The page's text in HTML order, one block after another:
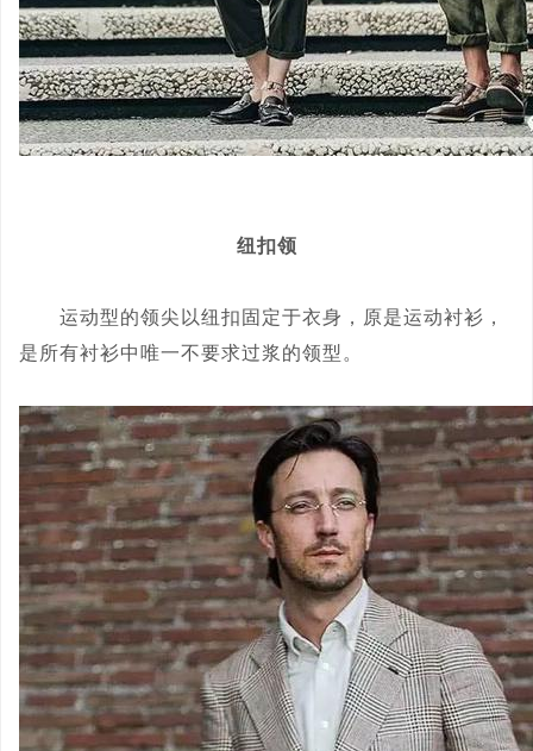
纽扣领
运动型的领尖以纽扣固定于衣身，原是运动衬衫，
是所有衬衫中唯一不要求过浆的领型。